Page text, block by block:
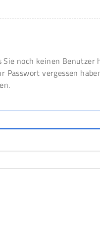
noch keinen Benutzer
Passwort vergessen